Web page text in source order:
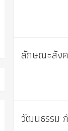
ลักษณะสัง
วัฒนธรรม